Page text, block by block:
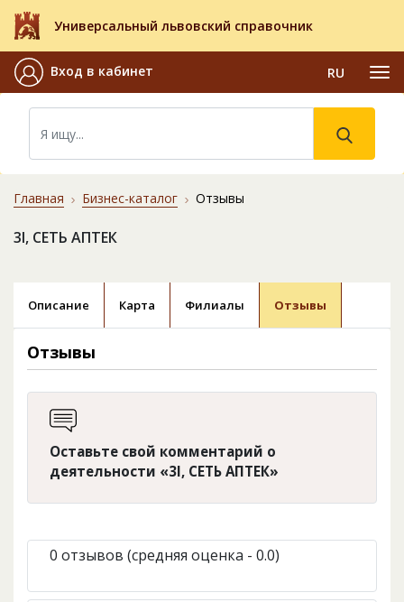
Универсальный львовский справочник
Вход в кабинет RU
Главная Бизнес-каталог Отзывы
3І, СЕТЬ АПТЕК
Описание Карта Филиалы Отзывы
Отзывы
Оставьте свой комментарий о
деятельности «3І, СЕТЬ АПТЕК»
0 отзывов (средняя оценка - 0.0)